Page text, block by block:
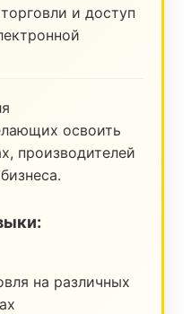
и доступ
освоить
производителей
на различных